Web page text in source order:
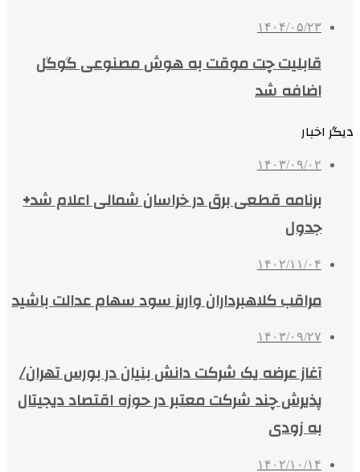
۱۴۰۴/۰۵/۲۳
قابلیت چت موقت به هوش مصنوعی گوگل
اضافه شد
دیگر اخبار
۱۴۰۳/۰۹/۰۲
برنامه قطعی برق در خراسان شمالی اعلام شد+
جدول
۱۴۰۲/۱۱/۰۴
مراقب کلاهبرداران واریز سود سهام عدالت باشید
۱۴۰۳/۰۹/۲۷
آغاز عرضه یک شرکت دانش بنیان در بورس تهران/
پذیرش چند شرکت معتبر در حوزه اقتصاد دیجیتال
به زودی
۱۴۰۲/۱۰/۱۴